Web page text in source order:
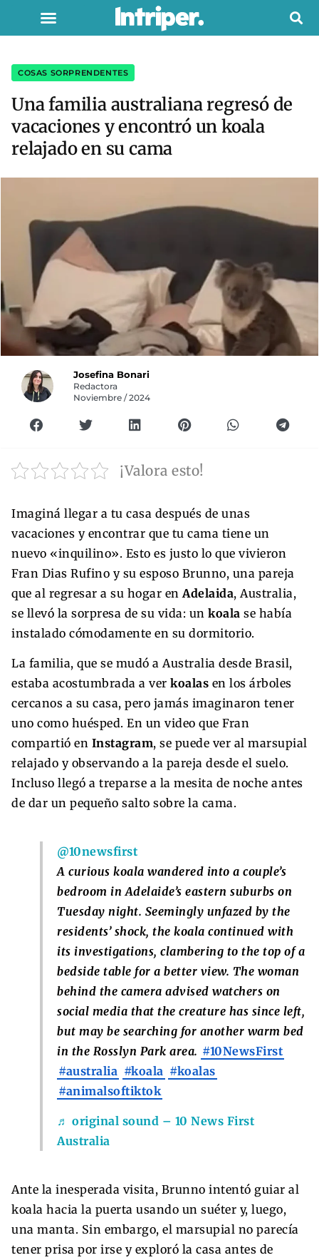
COSAS SORPRENDENTES
Una familia australiana regresó de
vacaciones y encontró un koala
relajado en su cama
Josefina Bonari
Redactora
Noviembre / 2024
¡Valora esto!
Imaginá llegar a tu casa después de unas
vacaciones y encontrar que tu cama tiene un
nuevo «inquilino». Esto es justo lo que vivieron
Fran Dias Rufino y su esposo Brunno, una pareja
que al regresar a su hogar en Adelaida, Australia,
se llevó la sorpresa de su vida: un koala se había
instalado cómodamente en su dormitorio.
La familia, que se mudó a Australia desde Brasil,
estaba acostumbrada a ver koalas en los árboles
cercanos a su casa, pero jamás imaginaron tener
uno como huésped. En un video que Fran
compartió en Instagram, se puede ver al marsupial
relajado y observando a la pareja desde el suelo.
Incluso llegó a treparse a la mesita de noche antes
de dar un pequeño salto sobre la cama.
@10newsfirst
A curious koala wandered into a couple’s
bedroom in Adelaide’s eastern suburbs on
Tuesday night. Seemingly unfazed by the
residents’ shock, the koala continued with
its investigations, clambering to the top of a
bedside table for a better view. The woman
behind the camera advised watchers on
social media that the creature has since left,
but may be searching for another warm bed
in the Rosslyn Park area. #10NewsFirst
#australia #koala #koalas
#animalsoftiktok
♬ original sound – 10 News First
Australia
Ante la inesperada visita, Brunno intentó guiar al
koala hacia la puerta usando un suéter y, luego,
una manta. Sin embargo, el marsupial no parecía
tener prisa por irse y exploró la casa antes de